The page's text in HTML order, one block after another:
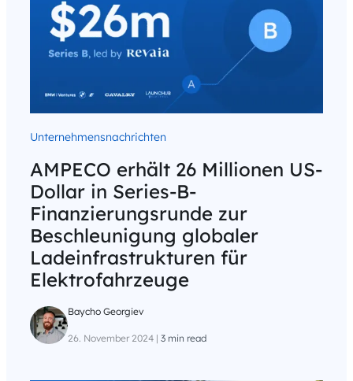
Unternehmensnachrichten
AMPECO erhält 26 Millionen US-
Dollar in Series-B-
Finanzierungsrunde zur
Beschleunigung globaler
Ladeinfrastrukturen für
Elektrofahrzeuge
Baycho Georgiev
26. November 2024 | 3 min read